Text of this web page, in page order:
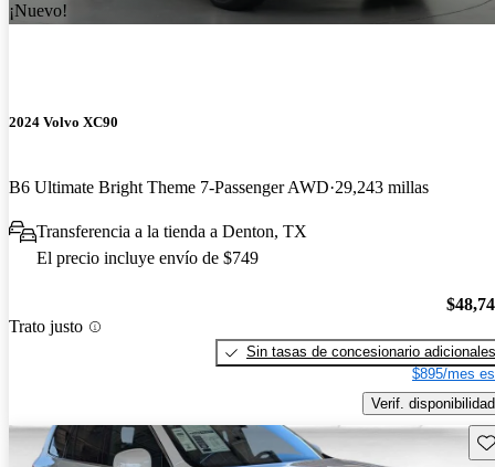
¡Nuevo!
2024 Volvo XC90
B6 Ultimate Bright Theme 7-Passenger AWD 29,243 millas
Transferencia a la tienda a Denton, TX
El precio incluye envío de $749
Trato justo
Sin tasas de concesionario adicionales
$895/mes
Verif. disponibilidad